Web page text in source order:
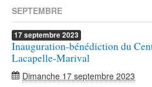
SEPTEMBRE
17septembre2023
Inauguration-bénédiction du
Lacapelle-Marival
Dimanche 17 septembre 2023